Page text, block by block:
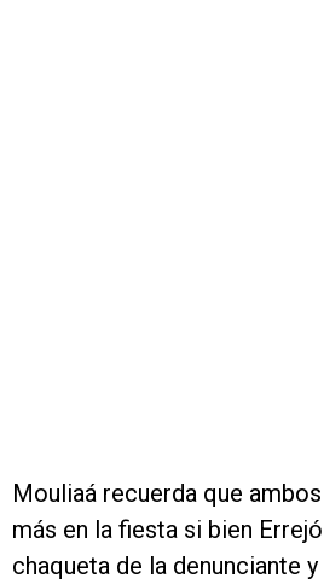
Mouliaá recuerda que
más en la fiesta si bien
chaqueta de la denunciante